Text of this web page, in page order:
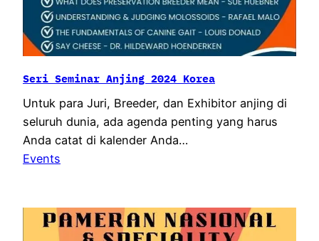
Seri Seminar Anjing 2024 Korea
Untuk para Juri, Breeder, dan Exhibitor anjing di
seluruh dunia, ada agenda penting yang harus
Anda catat di kalender Anda…
Events